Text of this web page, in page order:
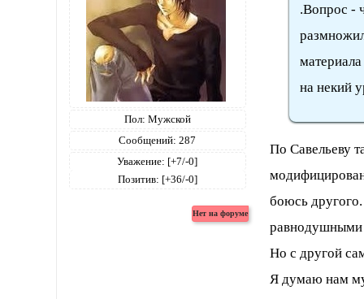
Пол: Мужской
Сообщений: 287
Уважение: [+7/-0]
Позитив: [+36/-0]
.Вопрос -
на некий
По Савельеву
боюсь
равнодушными
Но с другой
Я думаю нам